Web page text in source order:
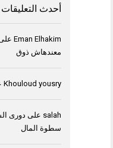
أحدث التعليقات
Eman Elhakim
معندهاش ذوق
Khouloud yousry
salah على دورى
سطوة المال